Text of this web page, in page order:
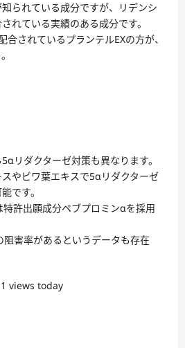
られている成分ですが、リデンシ
れている実績のある成分です。
されているプランテルEXの方が、
リダクターゼ対策も異なります。
やビワ葉エキスで5αリダクターゼ
です。
特許出願成分ペブプロミンαを採用
害率があるというデータも存在
views today